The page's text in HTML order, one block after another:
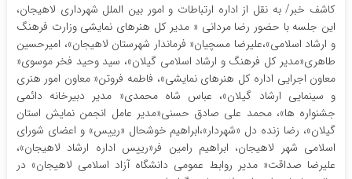
کاشف خبر/ به نقل از اداره ارتباطات و امور بین الملل شهرداری لاهیجان،
این جلسه با حضور رضا مردانی « مدیر کل هنرهای نمایشی وزارت فرهنگ
و ارشاد اسلامی»،علیرضا مسچیان« فرماندار شهرستان لاهیجان»، امیرحسین
طاهری«مدیر کل فرهنگ و ارشاد اسلامی گیلان»، سید وحید فخر موسوی«
معاون اجرایی اداره کل هنرهای نمایشی»، فاطمه فروتن« معاون امور هنری
و سینمایی ارشاد گیلان»، عباس شاه محمدی« مدیر دبیرخانه دائمی
جشنواره ها»، محمد علی صادق حسنی«مدیر عامل انجمن نمایش استان
گیلان»، رضا زنده دل «شهردار»،ابراهیم خوشحال «رییس» و اعضای شورای
اسلامی شهر لاهیجان، ابراهیم رامین فر«رییس اداره ارشاد لاهیجان»،
علیرضا صداقت« مدیر روابط عمومی دانشگاه آزاد اسلامی لاهیجان» در